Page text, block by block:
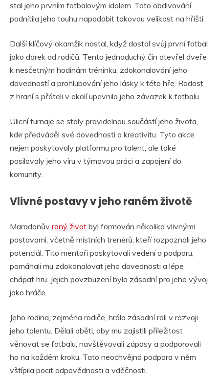
stal jeho prvním fotbalovým idolem. Tato obdivování
podnítila jeho touhu napodobit takovou velikost na hřišti.
Další klíčový okamžik nastal, když dostal svůj první fotbal
jako dárek od rodičů. Tento jednoduchý čin otevřel dveře
k nesčetným hodinám tréninku, zdokonalování jeho
dovedností a prohlubování jeho lásky k této hře. Radost
z hraní s přáteli v okolí upevnila jeho závazek k fotbalu.
Ulicní turnaje se staly pravidelnou součástí jeho života,
kde předváděl své dovednosti a kreativitu. Tyto akce
nejen poskytovaly platformu pro talent, ale také
posilovaly jeho víru v týmovou práci a zapojení do
komunity.
Vlivné postavy v jeho raném životě
Maradonův raný život byl formován několika vlivnými
postavami, včetně místních trenérů, kteří rozpoznali jeho
potenciál. Tito mentoři poskytovali vedení a podporu,
pomáhali mu zdokonalovat jeho dovednosti a lépe
chápat hru. Jejich povzbuzení bylo zásadní pro jeho vývoj
jako hráče.
Jeho rodina, zejména rodiče, hrála zásadní roli v rozvoji
jeho talentu. Dělali oběti, aby mu zajistili příležitost
věnovat se fotbalu, navštěvovali zápasy a podporovali
ho na každém kroku. Tato neochvějná podpora v něm
vštípila pocit odpovědnosti a vděčnosti.